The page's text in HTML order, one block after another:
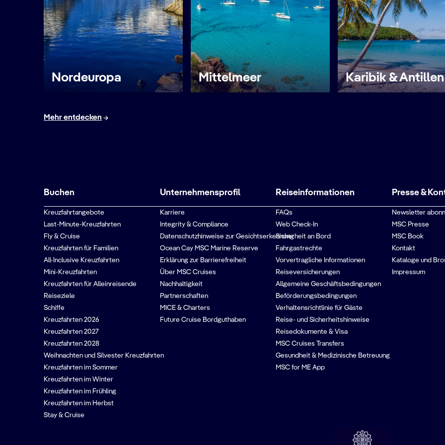
Nordeuropa Mittelmeer Karibik & Antillen
Mehr entdecken
Buchen
Kreuzfahrtangebote
Last-Minute-Kreuzfahrten
Fly & Cruise
Kreuzfahrten für Familien
All-Inclusive Kreuzfahrten
Mini-Kreuzfahrten
Kreuzfahrten für Alleinreisende
Reiseziele
Schiffe
Kreuzfahrten 2026
Kreuzfahrten 2027
Kreuzfahrten 2028
Weihnachten und Silvester Kreuzfahrten
Kreuzfahrten im Sommer
Kreuzfahrten im Winter
Kreuzfahrten im Frühling
Kreuzfahrten im Herbst
Stay & Cruise
Unternehmensprofil
Karriere
Integrity & Compliance
Datenschutzhinweise zur Gesichtserkennung
Ocean Cay MSC Marine Reserve
Erklärung zur Barrierefreiheit
Über MSC Cruises
Nachhaltigkeit
Partnerschaften
MICE & Charters
Future Cruise Bordguthaben
Reiseinformationen
FAQs
Web Check-In
Sicherheit an Bord
Fahrgastrechte
Vorvertragliche Informationen
Reiseversicherungen
Allgemeine Geschäftsbedingungen
Beförderungsbedingungen
Verhaltensrichtlinie für Gäste
Reise- und Sicherheitshinweise
Reisedokumente & Visa
MSC Cruises Transfers
Gesundheit & Medizinische Betreuung
MSC for ME App
Presse &
Newsletter
MSC Presse
MSC Book
Kontakt
Kataloge und
Impressum